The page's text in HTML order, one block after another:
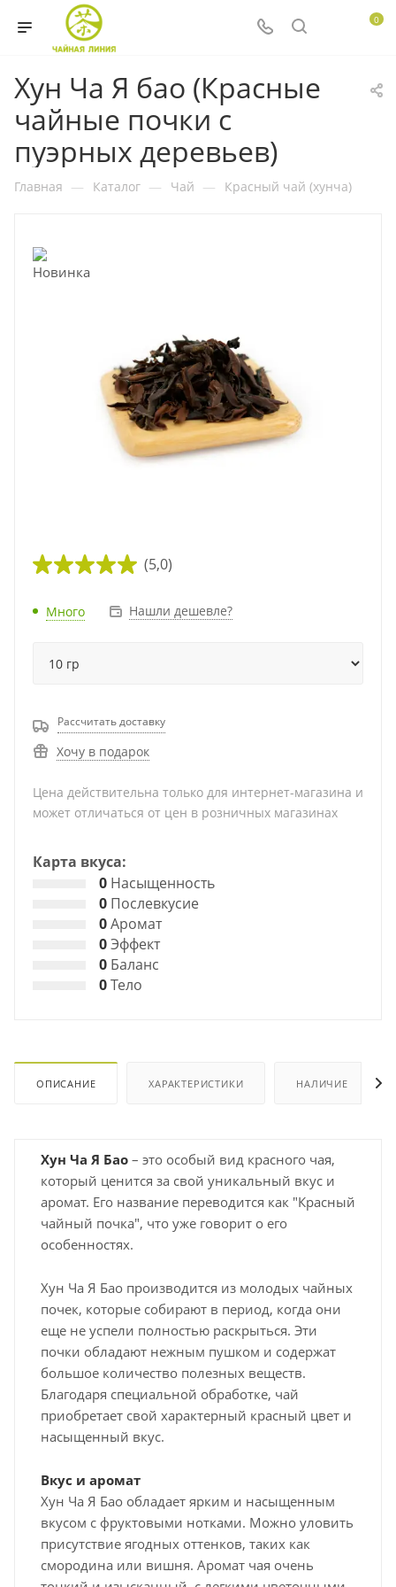
0
Хун Ча Я бао (Красные
чайные почки с
пуэрных деревьев)
Главная — Каталог — Чай — Красный чай (хунча)
(5,0)
Много Нашли дешевле?
Рассчитать доставку
Хочу в подарок
Цена действительна только для интернет-магазина и
может отличаться от цен в розничных магазинах
Карта вкуса:
0 Насыщенность
0 Послевкусие
0Аромат
0Эффект
0 Баланс
0Тело
ОПИСАНИЕ ХАРАКТЕРИСТИКИ НАЛИЧИЕ
Хун Ча Я Бао – это особый вид красного чая,
который ценится за свой уникальный вкус и
аромат. Его название переводится как "Красный
чайный почка", что уже говорит о его
особенностях.
Хун Ча Я Бао производится из молодых чайных
почек, которые собирают в период, когда они
еще не успели полностью раскрыться. Эти
почки обладают нежным пушком и содержат
большое количество полезных веществ.
Благодаря специальной обработке, чай
приобретает свой характерный красный цвет и
насыщенный вкус.
Вкус и аромат
Хун Ча Я Бао обладает ярким и насыщенным
вкусом с фруктовыми нотками. Можно уловить
присутствие ягодных оттенков, таких как
смородина или вишня. Аромат чая очень